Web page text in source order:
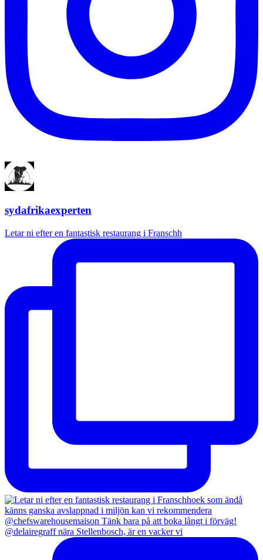
sydafrikaexperten
Letar ni efter en fantastisk restaurang i Franschh
@delairegraff nära Stellenbosch, är en vacker vi